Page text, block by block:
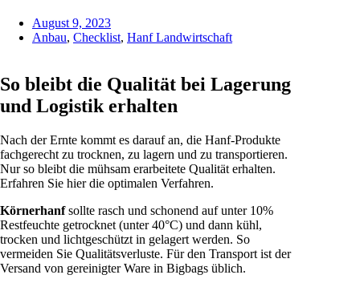
August 9, 2023
Anbau, Checklist, Hanf Landwirtschaft
So bleibt die Qualität bei Lagerung
und Logistik erhalten
Nach der Ernte kommt es darauf an, die Hanf-Produkte
fachgerecht zu trocknen, zu lagern und zu transportieren.
Nur so bleibt die mühsam erarbeitete Qualität erhalten.
Erfahren Sie hier die optimalen Verfahren.
Körnerhanfsollte rasch und schonend auf unter 10%
Restfeuchte getrocknet (unter 40°C) und dann kühl,
trocken und lichtgeschützt in gelagert werden. So
vermeiden Sie Qualitätsverluste. Für den Transport ist der
Versand von gereinigter Ware in Bigbags üblich.